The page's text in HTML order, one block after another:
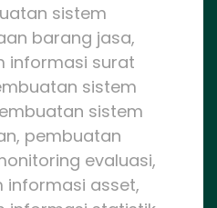
sistem
barang jasa,
informasi surat
sistem
sistem
pembuatan
evaluasi,
informasi asset,